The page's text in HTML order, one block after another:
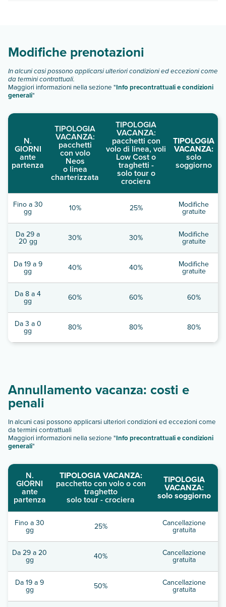
Modifiche prenotazioni
In alcuni casi possono applicarsi ulteriori condizioni ed eccezioni come
da termini contrattuali.
Maggiori informazioni nella sezione "Info precontrattuali e condizioni
generali"
N.
GIORNI
ante
partenza
TIPOLOGIA
VACANZA:
pacchetti
con volo
Neos
o linea
charterizzata
TIPOLOGIA
VACANZA:
pacchetti con
volo di linea, voli
Low Cost o
traghetti -
solo tour o
crociera
TIPOLOGIA
VACANZA:
solo
soggiorno
Fino a 30
gg 10% 25% Modifiche
gratuite
Da 29 a
20 gg 30% 30% Modifiche
gratuite
Da 19 a 9
gg 40% 40% Modifiche
gratuite
Da 8 a 4
gg 60% 60% 60%
Da 3 a 0
gg 80% 80% 80%
Annullamento vacanza: costi e
penali
In alcuni casi possono applicarsi ulteriori condizioni ed eccezioni come
da termini contrattuali
Maggiori informazioni nella sezione "Info precontrattuali e condizioni
generali"
N.
GIORNI
ante
partenza
TIPOLOGIA VACANZA:
pacchetto con volo o con
traghetto
solo tour - crociera
TIPOLOGIA
VACANZA:
solo soggiorno
Fino a 30
gg 25% Cancellazione
gratuita
Da 29 a 20
gg 40% Cancellazione
gratuita
Da 19 a 9
gg 50% Cancellazione
gratuita